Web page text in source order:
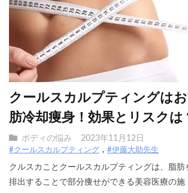
クールスカルプティングは
肪冷却痩身！効果とリスクは
ボディの悩み 2023年11月12日
#クールスカルプティング #伊藤大助先生
クルスカことクールスカルプティングは、脂肪
排出することで部分痩せができる美容医療の施